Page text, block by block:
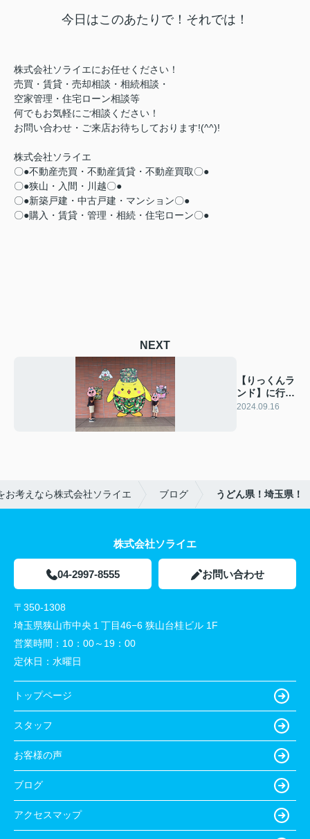
今日はこのあたりで！それでは！
株式会社ソライエにお任せください！
売買・賃貸・売却相談・相続相談・
空家管理・住宅ローン相談等
何でもお気軽にご相談ください！
お問い合わせ・ご来店お待ちしております!(^^)!
株式会社ソライエ
〇●不動産売買・不動産賃貸・不動産買取〇●
〇●狭山・入間・川越〇●
〇●新築戸建・中古戸建・マンション〇●
〇●購入・賃貸・管理・相続・住宅ローン〇●
NEXT
【りっくんラ
ンド】に行っ
てきまし
2024.09.16
お考えなら株式会社ソライエ ブログ うどん県！埼玉県！
株式会社ソライエ
04-2997-8555 お問い合わせ
〒350-1308
埼玉県狭山市中央１丁目46−6 狭山台桂ビル 1F
営業時間： 10：00～19：00
定休日： 水曜日
トップページ
スタッフ
お客様の声
ブログ
アクセスマップ